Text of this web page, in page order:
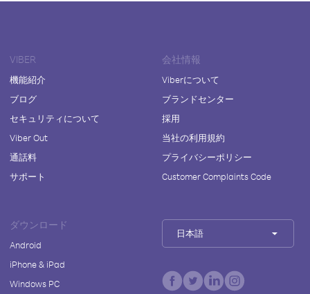
VIBER
機能紹介
ブログ
セキュリティについて
Viber Out
通話料
サポート
会社情報
Viberについて
ブランドセンター
採用
当社の利用規約
プライバシーポリシー
Customer Complaints Code
ダウンロード
Android
iPhone & iPad
Windows PC
日本語